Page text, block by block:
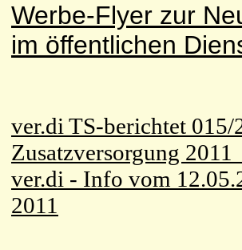
Werbe-Flyer zur
im öffentlichen
ver.di TS-berichtet 015/
Zusatzversorgung
ver.di - Info vom
2011